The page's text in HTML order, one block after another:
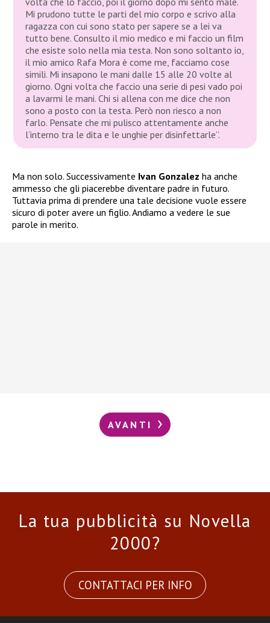
Mi prudono tutte le parti del mio corpo e scrivo alla
ragazza con cui sono stato per sapere se a lei va
tutto bene. Consulto il mio medico e mi faccio un film
che esiste solo nella mia testa. Non sono soltanto io,
il mio amico Rafa Mora è come me, facciamo cose
simili. Mi insapono le mani dalle 15 alle 20 volte al
giorno. Ogni volta che faccio una serie di pesi vado poi
a lavarmi le mani. Chi si allena con me dice che non
sono a posto con la testa. Però non riesco a non
farlo. Pensate che mi pulisco attentamente anche
l’interno tra le dita e le unghie per disinfettarle”.
Ma non solo. Successivamente Ivan Gonzalez ha anche
ammesso che gli piacerebbe diventare padre in futuro.
Tuttavia prima di prendere una tale decisione vuole essere
sicuro di poter avere un figlio. Andiamo a vedere le sue
parole in merito.
AVANTI
La tua pubblicità su Novella
2000?
CONTATTACI PER INFO